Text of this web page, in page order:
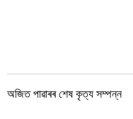
অজিত পাৱাৰৰ শেষ কৃত্য সম্পন্ন